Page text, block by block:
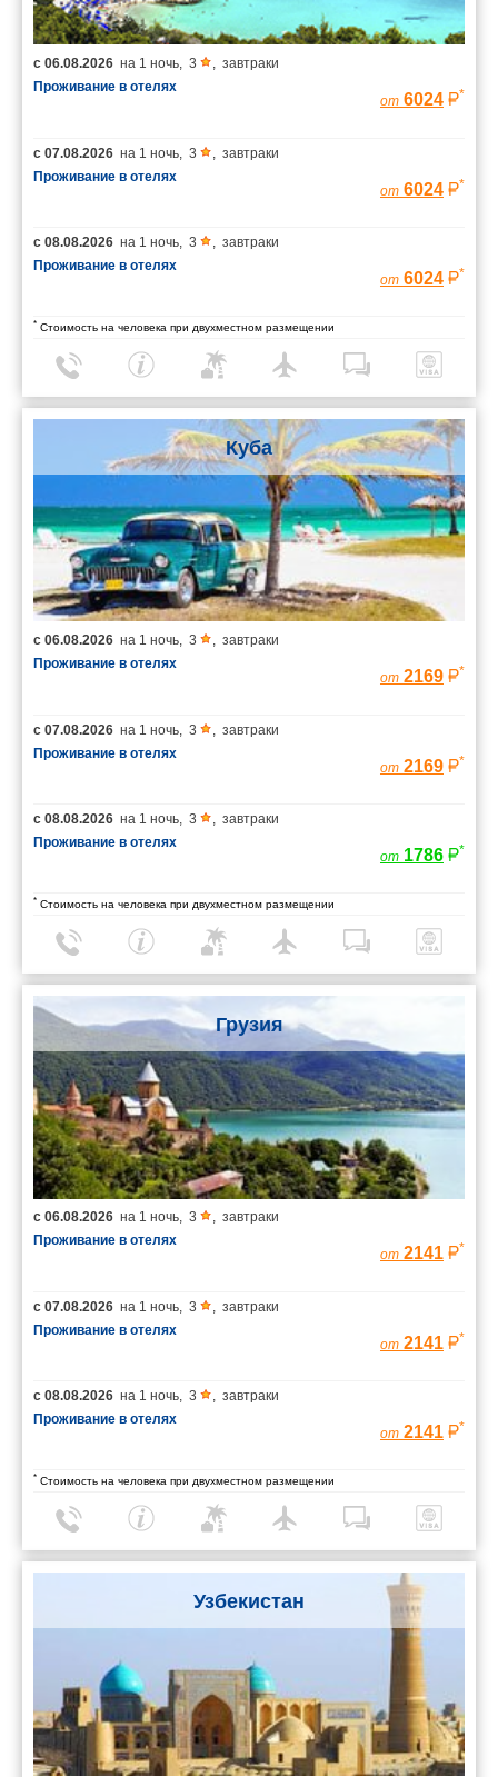
с 06.08.2026 на 1 ночь 3
завтраки
Проживание в отелях
от 6024 *
с 07.08.2026 на 1 ночь 3
завтраки
Проживание в отелях
от 6024 *
с 08.08.2026 на 1 ночь 3
завтраки
Проживание в отелях
от 6024 *
* Стоимость на человека при двухместном размещении
Куба
с 06.08.2026 на 1 ночь 3
завтраки
Проживание в отелях
от 2169 *
с 07.08.2026 на 1 ночь 3
завтраки
Проживание в отелях
от 2169 *
с 08.08.2026 на 1 ночь 3
завтраки
Проживание в отелях
от 1786 *
* Стоимость на человека при двухместном размещении
Грузия
с 06.08.2026 на 1 ночь, 3 , завтраки
Проживание в отелях
от 2141 *
с 07.08.2026 на 1 ночь, 3 , завтраки
Проживание в отелях
от 2141 *
с 08.08.2026 на 1 ночь, 3 , завтраки
Проживание в отелях
от 2141 *
* Стоимость на человека при двухместном размещении
Узбекистан